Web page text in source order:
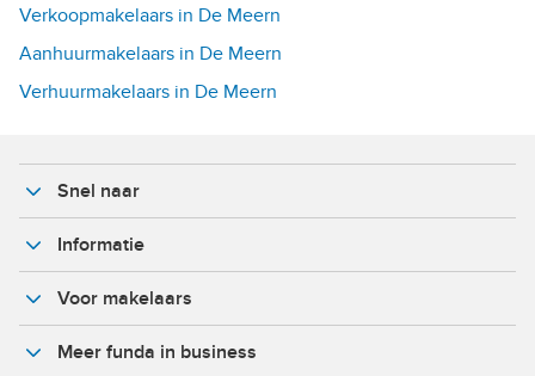
Verkoopmakelaars in De Meern
Aanhuurmakelaars in De Meern
Verhuurmakelaars in De Meern
Snel naar
Informatie
Voor makelaars
Meer funda in business